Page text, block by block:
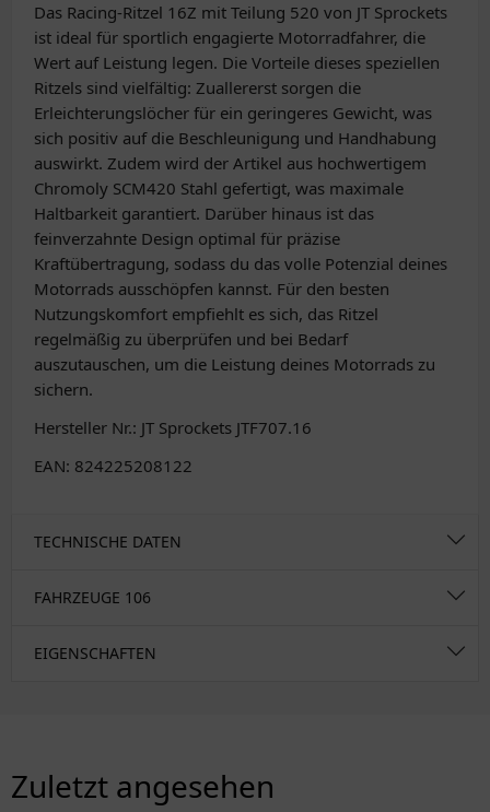
Das Racing-Ritzel 16Z mit Teilung 520 von JT Sprockets
ist ideal für sportlich engagierte Motorradfahrer, die
Wert auf Leistung legen. Die Vorteile dieses speziellen
Ritzels sind vielfältig: Zuallererst sorgen die
Erleichterungslöcher für ein geringeres Gewicht, was
sich positiv auf die Beschleunigung und Handhabung
auswirkt. Zudem wird der Artikel aus hochwertigem
Chromoly SCM420 Stahl gefertigt, was maximale
Haltbarkeit garantiert. Darüber hinaus ist das
feinverzahnte Design optimal für präzise
Kraftübertragung, sodass du das volle Potenzial deines
Motorrads ausschöpfen kannst. Für den besten
Nutzungskomfort empfiehlt es sich, das Ritzel
regelmäßig zu überprüfen und bei Bedarf
auszutauschen, um die Leistung deines Motorrads zu
sichern.
Hersteller Nr.: JT Sprockets JTF707.16
EAN: 824225208122
TECHNISCHE DATEN
FAHRZEUGE 106
EIGENSCHAFTEN
Zuletzt angesehen